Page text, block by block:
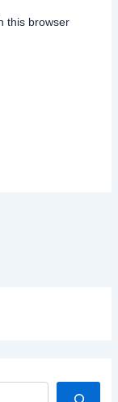
this browser